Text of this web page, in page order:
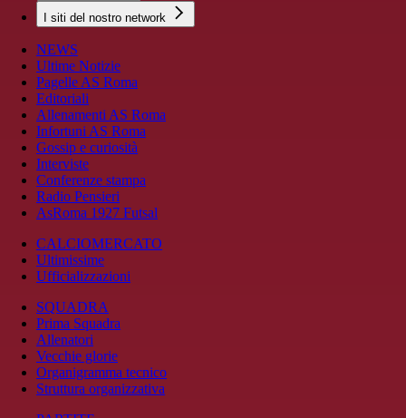
I siti del nostro network
NEWS
Ultime Notizie
Pagelle AS Roma
Editoriali
Allenamenti AS Roma
Infortuni AS Roma
Gossip e curiosità
Interviste
Conferenze stampa
Radio Pensieri
AsRoma 1927 Futsal
CALCIOMERCATO
Ultimissime
Ufficializzazioni
SQUADRA
Prima Squadra
Allenatori
Vecchie glorie
Organigramma tecnico
Struttura organizzativa